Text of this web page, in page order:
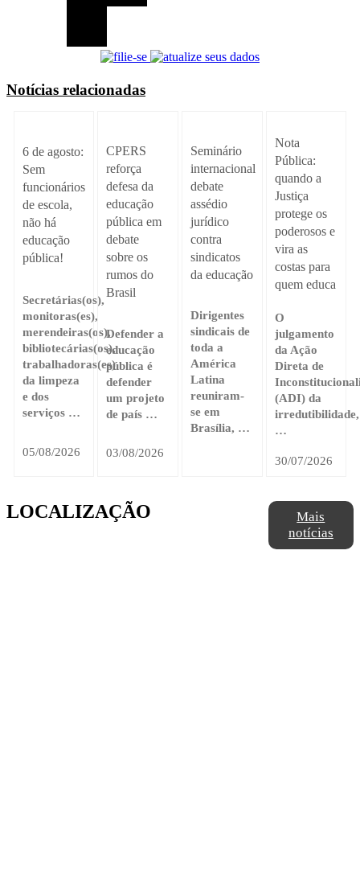
Notícias relacionadas
6 de agosto:
Sem
funcionários
de escola,
não há
educação
pública!
Secretárias(os),
monitoras(es),
merendeiras(os),
bibliotecárias(os),
trabalhadoras(es)
da limpeza
e dos
serviços …
05/08/2026
CPERS
reforça
defesa da
educação
pública em
debate
sobre os
rumos do
Brasil
Defender a
educação
pública é
defender
um projeto
de país …
03/08/2026
Seminário
internacional
debate
assédio
jurídico
contra
sindicatos
da educação
Dirigentes
sindicais de
toda a
América
Latina
reuniram-
se em
Brasília, …
Nota
Pública:
quando a
Justiça
protege os
poderosos e
vira as
costas para
quem educa
O
julgamento
da Ação
Direta de
(ADI) da
irredutibilidade,
…
30/07/2026
Mais
notícias
LOCALIZAÇÃO